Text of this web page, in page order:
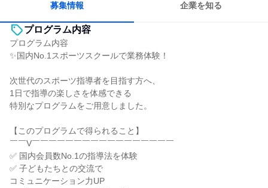
募集情報 企業を知る
プログラム内容
プログラム内容
✨国内No.1スポーツスクールで業務体験！
次世代のスポーツ指導者を目指す方へ、
1日で指導の楽しさを体感できる
特別なプログラムをご用意しました。
【このプログラムで得られること】
￣￣V￣￣￣￣￣￣￣￣￣￣￣￣￣￣￣￣￣
✅ 国内会員数No.1の指導法を体験
✅ 子どもたちとの交流で
コミュニケーション力UP